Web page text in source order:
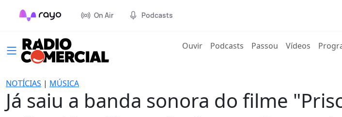
On Air Podcasts
Ouvir(current)
Podcasts Passou Vídeos
NOTÍCIAS | MÚSICA
Já saiu a banda sonora do filme